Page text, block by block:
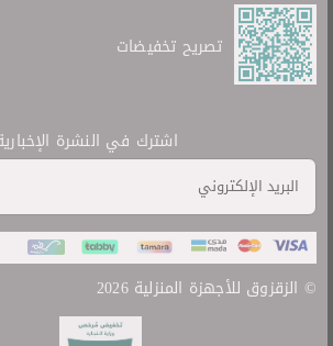
تصريح تخفيضات
اشترك في النشرة الإخبارية
© الزقزوق للأجهزة المنزلية 2026